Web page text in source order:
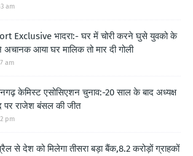
am
Exclusive भादरा:- घर में चोरी करने घुसे युवको के
अचानक आया घर मालिक तो मार दी गोली
am
केमिस्ट एसोसिएशन चुनाव:-20 साल के बाद अध्यक्ष
पर राजेश बंसल की जीत
pm
से देश को मिलेगा तीसरा बड़ा बैंक,8.2 करोड़ों ग्राहकों